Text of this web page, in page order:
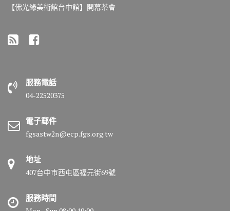
【佛光緣美術館台中館】開幕茶會
服務電話
04-22520375
電子郵件
fgsastw2n@ecp.fgs.org.tw
地址
407台中市西屯區福元街69號
服務時間